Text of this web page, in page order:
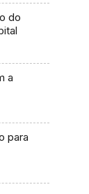
do
a
para